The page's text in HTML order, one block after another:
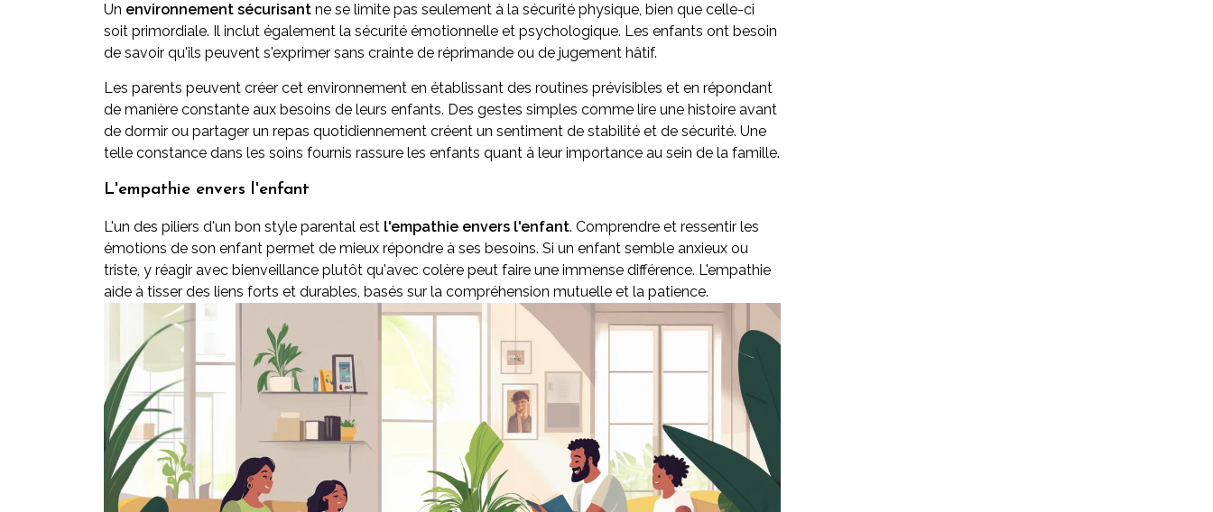
Un environnement sécurisant ne se limite pas seulement à la sécurité physique, bien que celle-ci
soit primordiale. Il inclut également la sécurité émotionnelle et psychologique. Les enfants ont besoin
de savoir qu'ils peuvent s'exprimer sans crainte de réprimande ou de jugement hâtif.
Les parents peuvent créer cet environnement en établissant des routines prévisibles et en répondant
de manière constante aux besoins de leurs enfants. Des gestes simples comme lire une histoire avant
de dormir ou partager un repas quotidiennement créent un sentiment de stabilité et de sécurité. Une
telle constance dans les soins fournis rassure les enfants quant à leur importance au sein de la famille.
L'empathie envers l'enfant
L'un des piliers d'un bon style parental est l'empathie envers l'enfant. Comprendre et ressentir les
émotions de son enfant permet de mieux répondre à ses besoins. Si un enfant semble anxieux ou
triste, y réagir avec bienveillance plutôt qu'avec colère peut faire une immense différence. L'empathie
aide à tisser des liens forts et durables, basés sur la compréhension mutuelle et la patience.